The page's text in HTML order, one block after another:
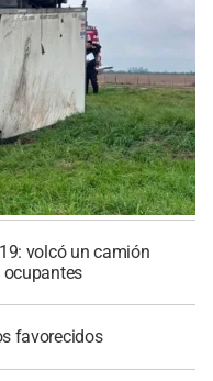
volcó un camión
favorecidos